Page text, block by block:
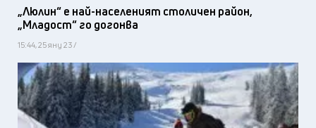
„Люлин“ е най-населеният столичен район,
„Младост“ го догонва
15:44, 25 яну 23 /